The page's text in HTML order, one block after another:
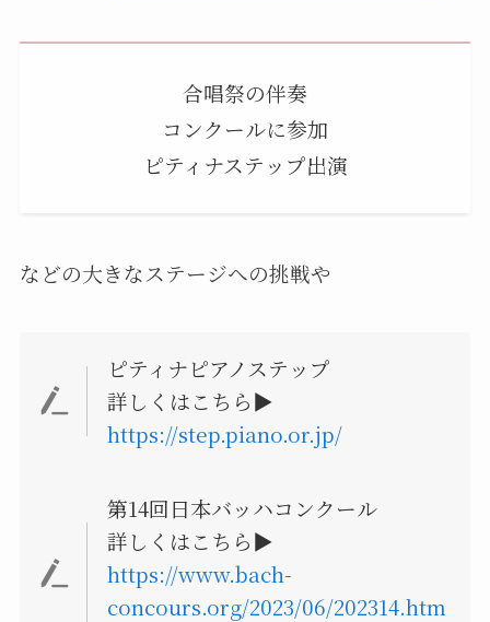
合唱祭の伴奏
コンクールに参加
ピティナステップ出演
などの大きなステージへの挑戦や
ピティナピアノステップ
詳しくはこちら▶︎
https://step.piano.or.jp/
第14回日本バッハコンクール
詳しくはこちら▶︎
https://www.bach-
concours.org/2023/06/202314.htm